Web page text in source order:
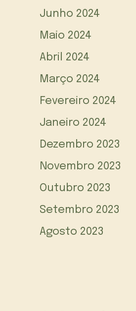
Junho 2024
Maio 2024
Abril 2024
Março 2024
Fevereiro 2024
Janeiro 2024
Dezembro 2023
Novembro 2023
Outubro 2023
Setembro 2023
Agosto 2023